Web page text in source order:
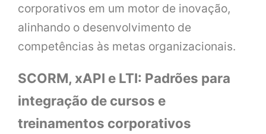
corporativos em um motor de inovação,
alinhando o desenvolvimento de
competências às metas organizacionais.
SCORM, xAPI e LTI: Padrões para
integração de cursos e
treinamentos corporativos